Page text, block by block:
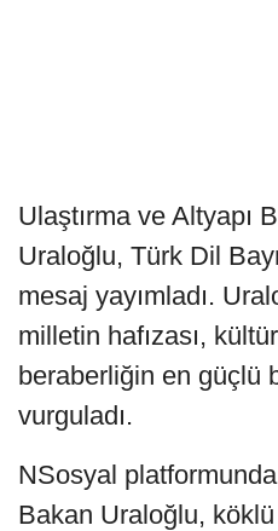
Ulaştırma ve Altyapı
Uraloğlu, Türk Dil
mesaj yayımladı.
milletin hafızası,
beraberliğin en güçlü
vurguladı.
NSosyal
Bakan Uraloğlu,